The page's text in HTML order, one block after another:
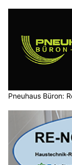
Pneuhaus Büron: